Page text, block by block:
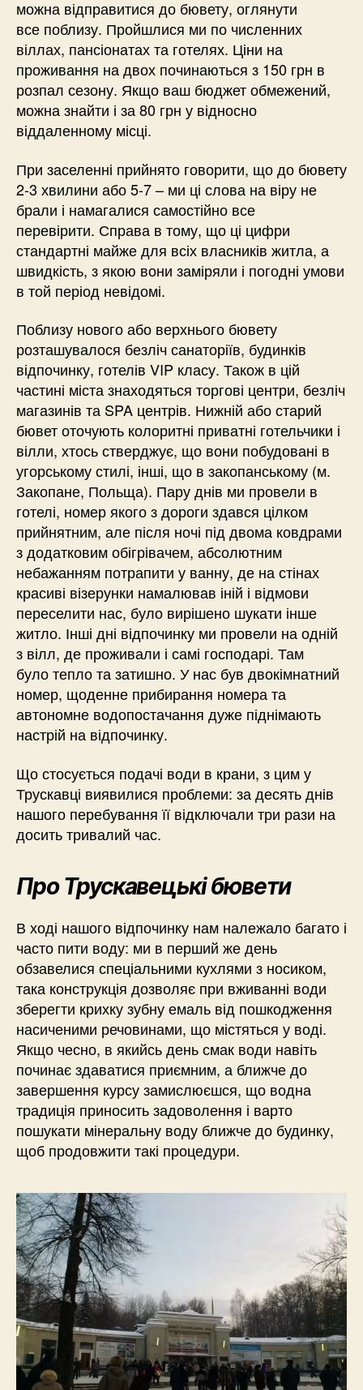
можна відправитися до бювету, оглянути
все поблизу. Пройшлися ми по численних
віллах, пансіонатах та готелях. Ціни на
проживання на двох починаються з 150 грн в
розпал сезону. Якщо ваш бюджет обмежений,
можна знайти і за 80 грн у відносно
віддаленному місці.
При заселенні прийнято говорити, що до бювету
2-3 хвилини або 5-7 – ми ці слова на віру не
брали і намагалися самостійно все
перевірити. Справа в тому, що ці цифри
стандартні майже для всіх власників житла, а
швидкість, з якою вони заміряли і погодні умови
в той період невідомі.
Поблизу нового або верхнього бювету
розташувалося безліч санаторіїв, будинків
відпочинку, готелів VIP класу. Також в цій
частині міста знаходяться торгові центри, безліч
магазинів та SPA центрів. Нижній або старий
бювет оточують колоритні приватні готельчики і
вілли, хтось стверджує, що вони побудовані в
угорському стилі, інші, що в закопанському (м.
Закопане, Польща). Пару днів ми провели в
готелі, номер якого з дороги здався цілком
прийнятним, але після ночі під двома ковдрами
з додатковим обігрівачем, абсолютним
небажанням потрапити у ванну, де на стінах
красиві візерунки намалював іній і відмови
переселити нас, було вирішено шукати інше
житло. Інші дні відпочинку ми провели на одній
з вілл, де проживали і самі господарі. Там
було тепло та затишно. У нас був двокімнатний
номер, щоденне прибирання номера та
автономне водопостачання дуже піднімають
настрій на відпочинку.
Що стосується подачі води в крани, з цим у
Трускавці виявилися проблеми: за десять днів
нашого перебування її відключали три рази на
досить тривалий час.
Про Трускавецькі бювети
В ході нашого відпочинку нам належало багато і
часто пити воду: ми в перший же день
обзавелися спеціальними кухлями з носиком,
така конструкція дозволяє при вживанні води
зберегти крихку зубну емаль від пошкодження
насиченими речовинами, що містяться у воді.
Якщо чесно, в якийсь день смак води навіть
починає здаватися приємним, а ближче до
завершення курсу замислюєшся, що водна
традиція приносить задоволення і варто
пошукати мінеральну воду ближче до будинку,
щоб продовжити такі процедури.